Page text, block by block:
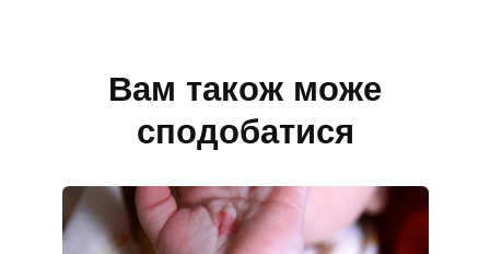
Вам також може
сподобатися